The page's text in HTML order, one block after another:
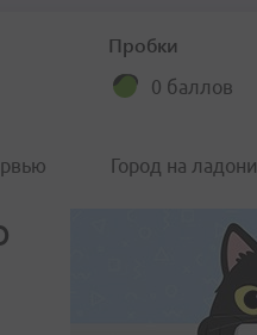
Пробки
0 баллов
Город на ладони